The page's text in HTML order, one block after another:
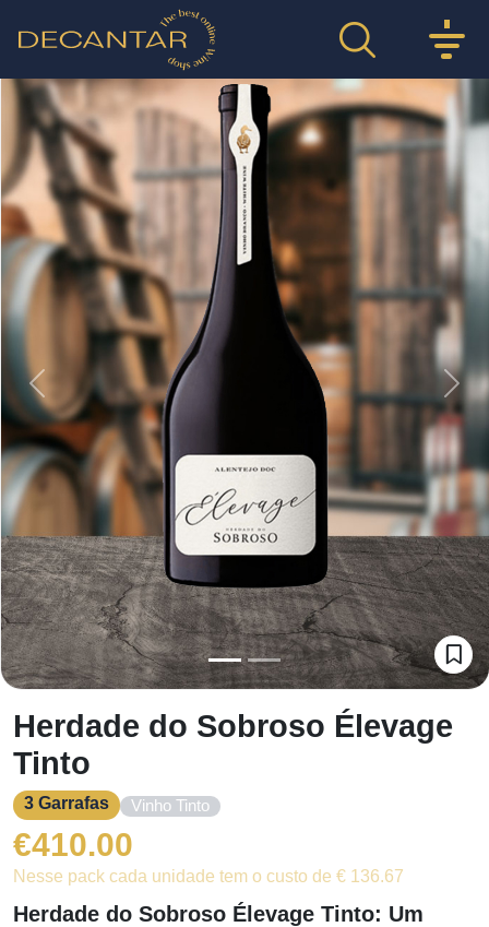
Previous
Herdade do Sobroso Élevage
Tinto
3 Garrafas Vinho Tinto
€410.00
Nesse pack cada unidade tem o custo de € 136.67
Herdade do Sobroso Élevage Tinto: Um